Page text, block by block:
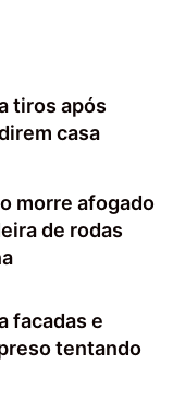
tiros após
casa
morre afogado
de rodas
facadas e
tentando